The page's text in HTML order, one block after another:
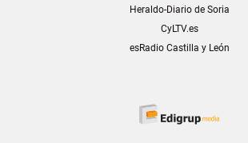
Heraldo-Diario de Soria
CyLTV.es
esRadio Castilla y León